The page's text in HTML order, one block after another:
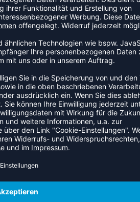
mit gestricktem hummel® Logo.
HUMMEL